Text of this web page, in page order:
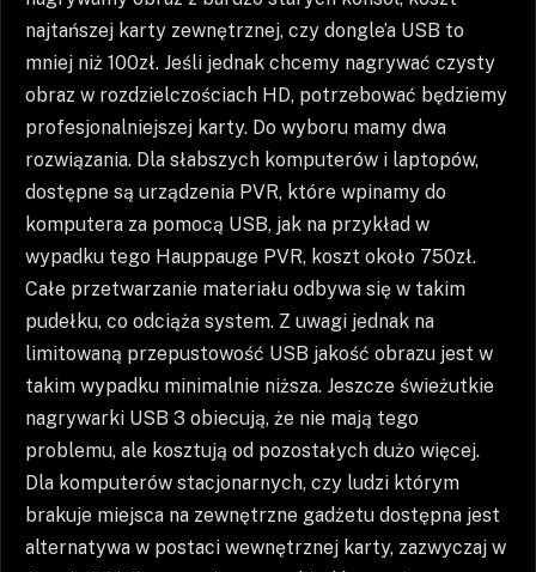
najtańszej karty zewnętrznej, czy dongle’a USB to
mniej niż 100zł. Jeśli jednak chcemy nagrywać czysty
obraz w rozdzielczościach HD, potrzebować będziemy
profesjonalniejszej karty. Do wyboru mamy dwa
rozwiązania. Dla słabszych komputerów i laptopów,
dostępne są urządzenia PVR, które wpinamy do
komputera za pomocą USB, jak na przykład w
wypadku tego Hauppauge PVR, koszt około 750zł.
Całe przetwarzanie materiału odbywa się w takim
pudełku, co odciąża system. Z uwagi jednak na
limitowaną przepustowość USB jakość obrazu jest w
takim wypadku minimalnie niższa. Jeszcze świeżutkie
nagrywarki USB 3 obiecują, że nie mają tego
problemu, ale kosztują od pozostałych dużo więcej.
Dla komputerów stacjonarnych, czy ludzi którym
brakuje miejsca na zewnętrzne gadżetu dostępna jest
alternatywa w postaci wewnętrznej karty, zazwyczaj w